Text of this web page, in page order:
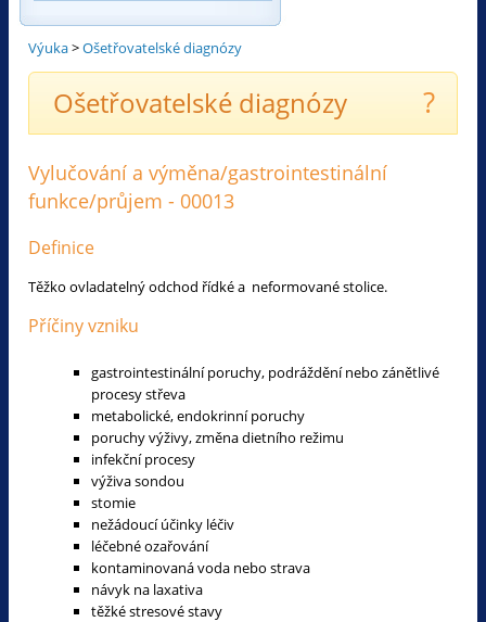
Výuka>Ošetřovatelské diagnózy
Ošetřovatelské diagnózy ?
Vylučování a výměna/gastrointestinální
funkce/průjem - 00013
Definice
Těžko ovladatelný odchod řídké a neformované stolice.
Příčiny vzniku
gastrointestinální poruchy, podráždění nebo zánětlivé
procesy střeva
metabolické, endokrinní poruchy
poruchy výživy, změna dietního režimu
infekční procesy
výživa sondou
stomie
nežádoucí účinky léčiv
léčebné ozařování
kontaminovaná voda nebo strava
návyk na laxativa
těžké stresové stavy